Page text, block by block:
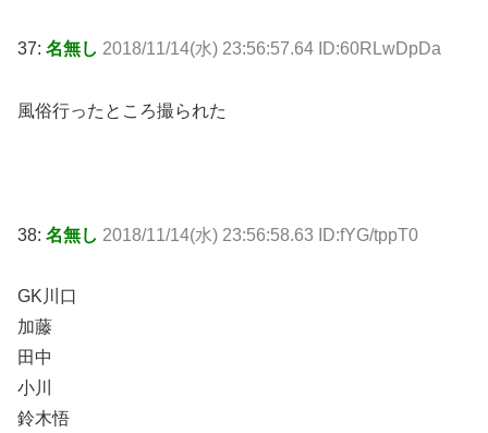
37: 名無し 2018/11/14(水) 23:56:57.64 ID:60RLwDpDa
風俗行ったところ撮られた
38: 名無し 2018/11/14(水) 23:56:58.63 ID:fYG/tppT0
GK川口
加藤
田中
小川
鈴木悟